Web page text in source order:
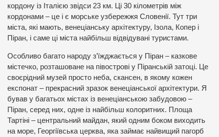
кордону із Італією звідси 23 км. Ці 30 кілометрів між
кордонами – це і є морське узбережжя Словенії. Тут три
міста, які мають, венеціанську архітектуру, Ізола, Копер і
Піран, і саме ці міста найбільш відвідувані туристами.
Особливо багато народу з’їжджається у Піран – казкове
містечко, розташоване на півострові у Піранській затоці. Це
своєрідний музей просто неба, скансен, в якому кожен
експонат – прекрасний зразок венеціанської архітектури. Я
бував у багатьох містах із венеціанською забудовою –
Піран, серед них, одне із найбільш колоритних. Площа
Тартіні – центральний майдан, який одним боком виходить
на море, Георгіївська церква, яка займає найвищий пагорб